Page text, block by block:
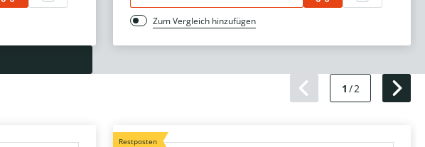
Zum Vergleich hinzufügen
1 /2
Restposten